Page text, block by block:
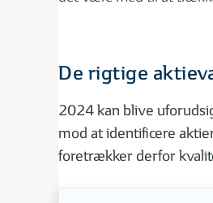
De rigtige
2024 kan blive
mod at identificere
foretrækker derfor